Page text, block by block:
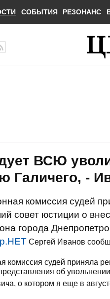
СОБЫТИЯ РЕЗОНАНС
ВСЮ
Галичего, -
комиссия судей
совет юстиции о
города
Сергей Иванов
комиссия судей приняла
об
о котором я еще в